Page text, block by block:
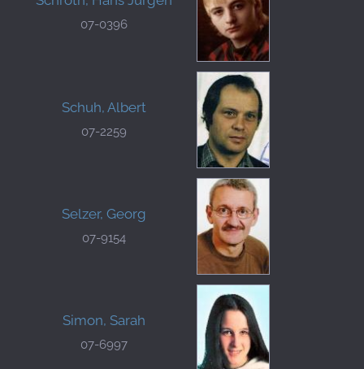
07-0396
Schuh, Albert
07-2259
Selzer, Georg
07-9154
Simon, Sarah
07-6997